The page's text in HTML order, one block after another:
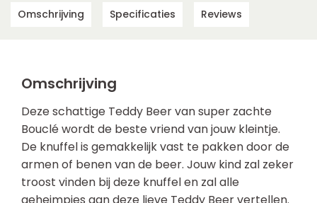
Omschrijving Specificaties Reviews
Omschrijving
Deze schattige Teddy Beer van super zachte
Bouclé wordt de beste vriend van jouw kleintje.
De knuffel is gemakkelijk vast te pakken door de
armen of benen van de beer. Jouw kind zal zeker
troost vinden bij deze knuffel en zal alle
geheimpjes aan deze lieve Teddy Beer vertellen.